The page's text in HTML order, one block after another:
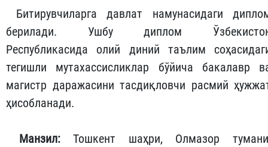
Битирувчиларга давлат намунасидаги
берилади. Ушбу диплом
Республикасида олий диний таълим
тегишли мутахассисликлар бўйича бакалавр
магистр даражасини тасдиқловчи расмий
ҳисобланади.
Манзил:Тошкент шаҳри, Олмазор